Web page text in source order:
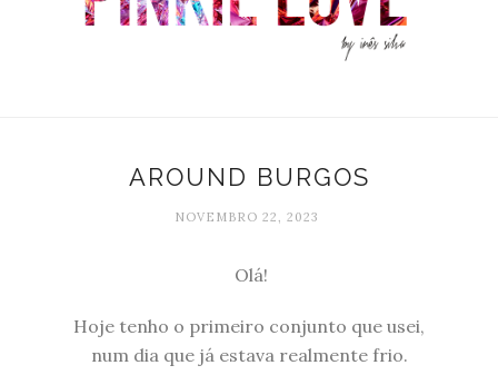
AROUND BURGOS
NOVEMBRO 22, 2023
Olá!
Hoje tenho o primeiro conjunto que usei,
num dia que já estava realmente frio.